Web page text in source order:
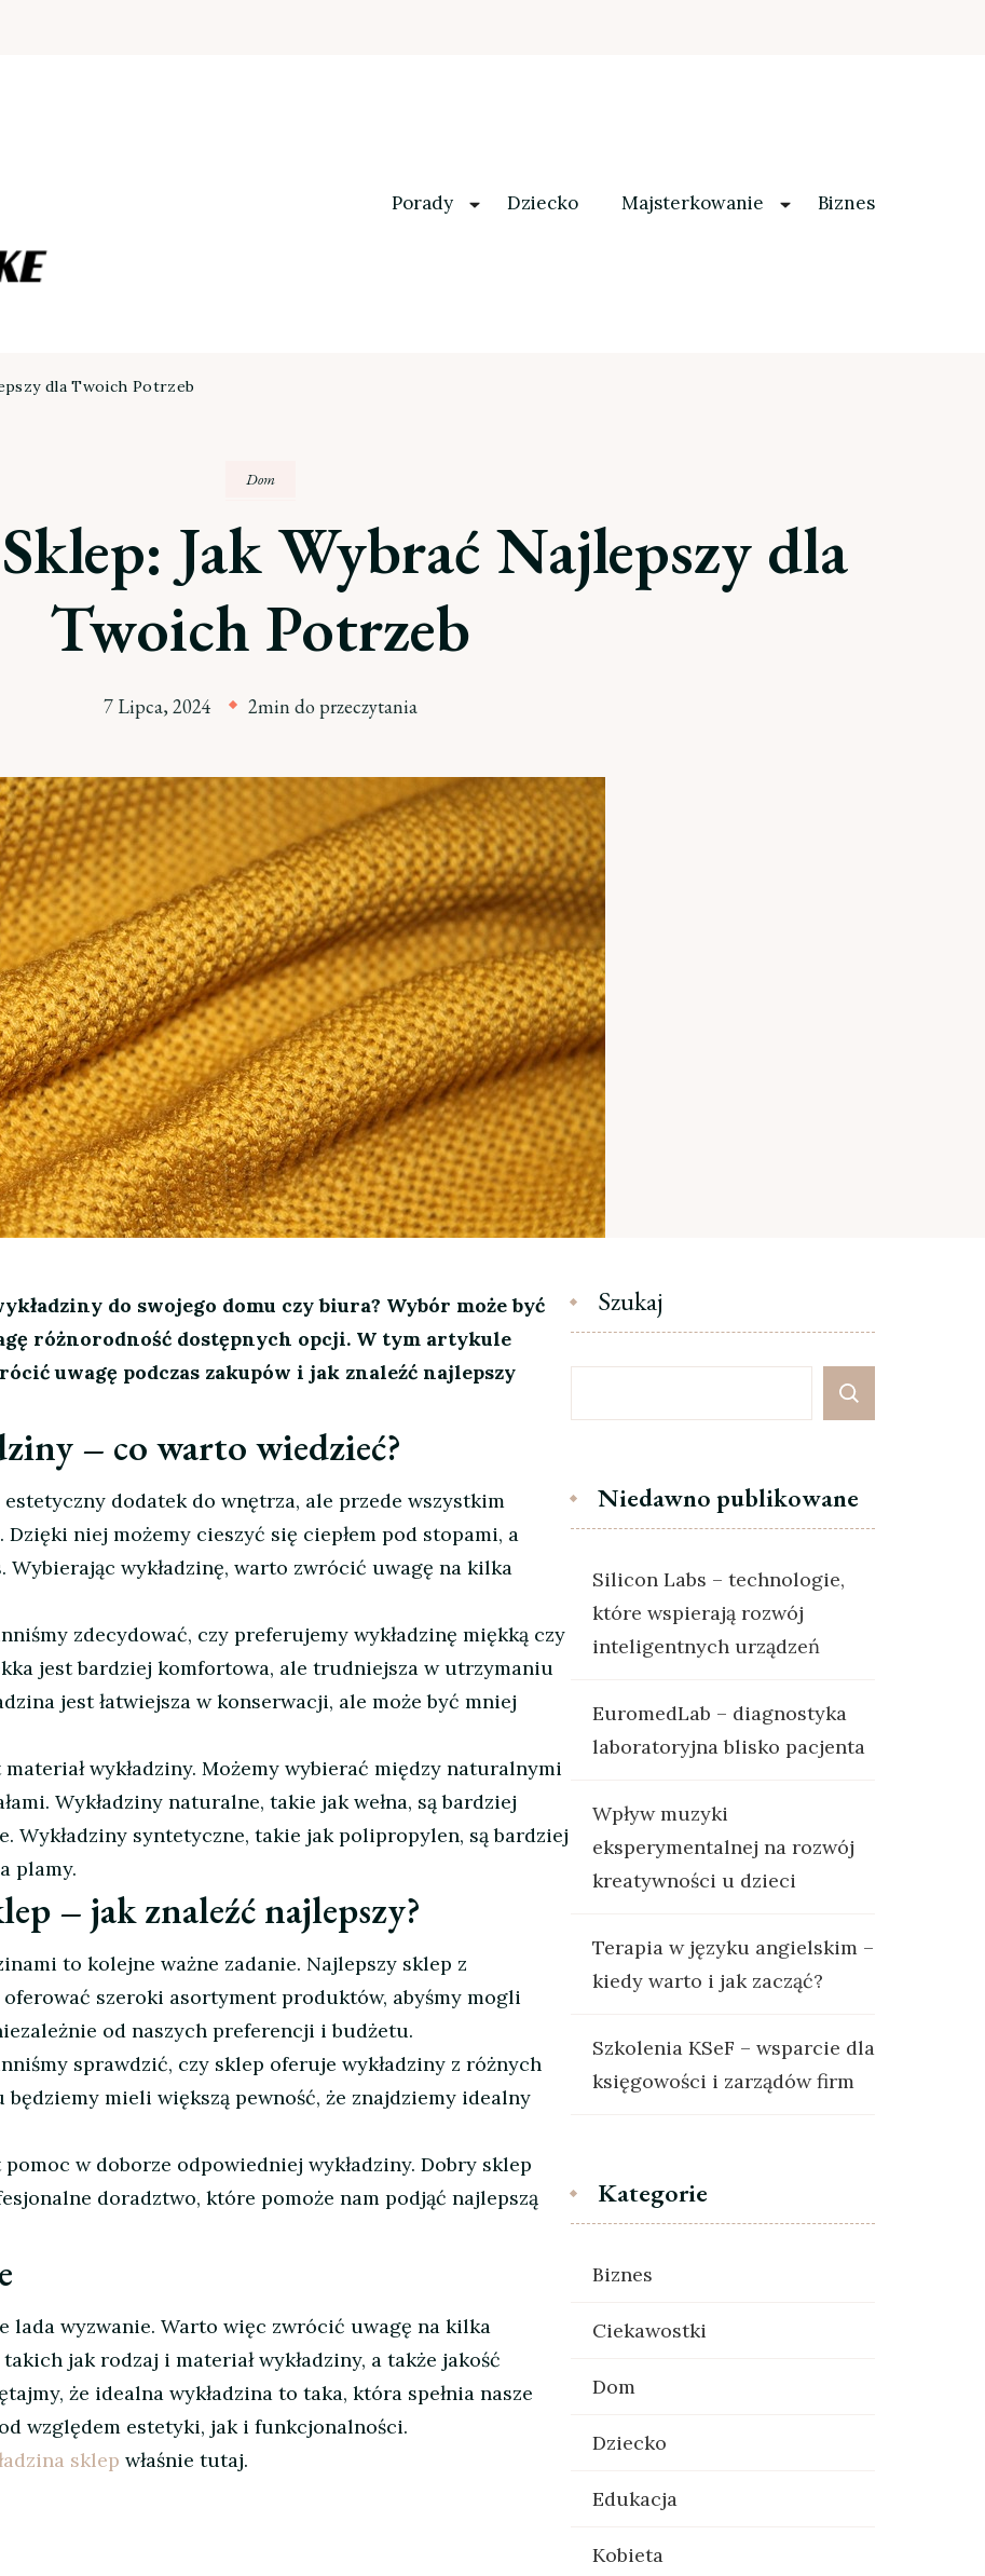
Porady Dziecko Majsterkowanie Biznes
dla Twoich Potrzeb
Dom
Jak Wybrać Najlepszy dla
Twoich Potrzeb
7 Lipca, 2024 2min do przeczytania
do swojego domu czy biura? Wybór może być
różnorodność dostępnych opcji. W tym artykule
uwagę podczas zakupów i jak znaleźć najlepszy
– co warto wiedzieć?
dodatek do wnętrza, ale przede wszystkim
niej możemy cieszyć się ciepłem pod stopami, a
Wybierając wykładzinę, warto zwrócić uwagę na kilka
zdecydować, czy preferujemy wykładzinę miękką czy
jest bardziej komfortowa, ale trudniejsza w utrzymaniu
jest łatwiejsza w konserwacji, ale może być mniej
wykładziny. Możemy wybierać między naturalnymi
Wykładziny naturalne, takie jak wełna, są bardziej
Wykładziny syntetyczne, takie jak polipropylen, są bardziej
plamy.
– jak znaleźć najlepszy?
to kolejne ważne zadanie. Najlepszy sklep z
szeroki asortyment produktów, abyśmy mogli
od naszych preferencji i budżetu.
sprawdzić, czy sklep oferuje wykładziny z różnych
będziemy mieli większą pewność, że znajdziemy idealny
w doborze odpowiedniej wykładziny. Dobry sklep
doradztwo, które pomoże nam podjąć najlepszą
lada wyzwanie. Warto więc zwrócić uwagę na kilka
jak rodzaj i materiał wykładziny, a także jakość
że idealna wykładzina to taka, która spełnia nasze
względem estetyki, jak i funkcjonalności.
sklep właśnie tutaj.
Szukaj
Niedawno publikowane
Silicon Labs – technologie,
które wspierają rozwój
inteligentnych urządzeń
EuromedLab – diagnostyka
laboratoryjna blisko pacjenta
Wpływ muzyki
eksperymentalnej na rozwój
kreatywności u dzieci
Terapia w języku angielskim –
kiedy warto i jak zacząć?
Szkolenia KSeF – wsparcie dla
księgowości i zarządów firm
Kategorie
Biznes
Ciekawostki
Dom
Dziecko
Edukacja
Kobieta